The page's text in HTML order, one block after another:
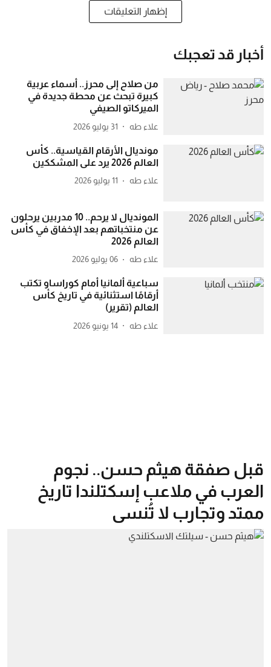
إظهار التعليقات
أخبار قد تعجبك
من صلاح إلى محرز.. أسماء عربية
كبيرة تبحث عن محطة جديدة في
الميركاتو الصيفي
علاء طه 31 يوليو 2026
مونديال الأرقام القياسية.. كأس
العالم 2026 يرد على المشككين
علاء طه 11 يوليو 2026
المونديال لا يرحم.. 10 مدربين يرحلون
عن منتخباتهم بعد الإخفاق في كأس
العالم 2026
علاء طه 06 يوليو 2026
سباعية ألمانيا أمام كوراساو تكتب
أرقامًا استثنائية في تاريخ كأس
العالم (تقرير)
علاء طه 14 يونيو 2026
قبل صفقة هيثم حسن.. نجوم
العرب في ملاعب إسكتلندا تاريخ
ممتد وتجارب لا تُنسى